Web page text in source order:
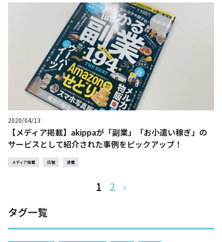
2020/04/13
【メディア掲載】akippaが「副業」「お小遣い稼ぎ」の
サービスとして紹介された事例をピックアップ！
メディア掲載 広報 連載
1 2
›
タグ一覧